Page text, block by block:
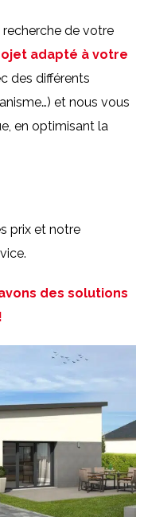
de votre
adapté à votre
des différents
et nous vous
en optimisant la
prix et notre
des solutions